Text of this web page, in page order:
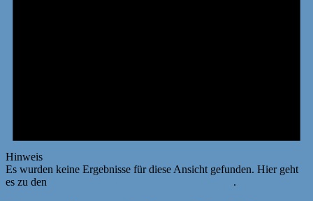
Hinweis
Es wurden keine Ergebnisse für diese Ansicht gefunden. Hier geht
es zu den
.